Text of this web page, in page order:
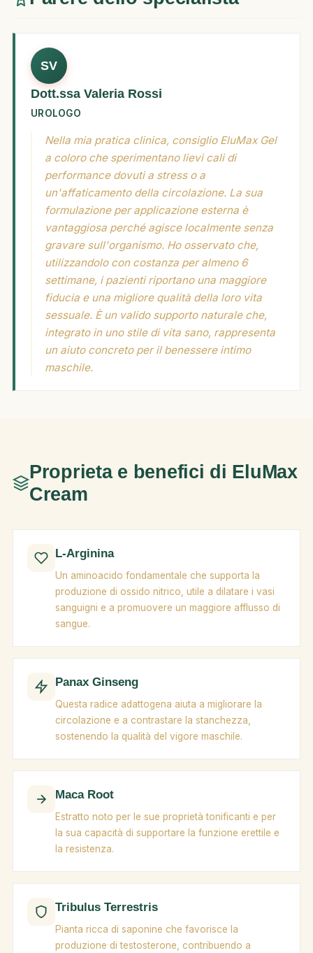
SV
Dott.ssa Valeria Rossi
UROLOGO
Nella mia pratica clinica, consiglio EluMax Gel
a coloro che sperimentano lievi cali di
performance dovuti a stress o a
un'affaticamento della circolazione. La sua
formulazione per applicazione esterna è
vantaggiosa perché agisce localmente senza
gravare sull'organismo. Ho osservato che,
utilizzandolo con costanza per almeno 6
settimane, i pazienti riportano una maggiore
fiducia e una migliore qualità della loro vita
sessuale. È un valido supporto naturale che,
integrato in uno stile di vita sano, rappresenta
un aiuto concreto per il benessere intimo
maschile.
Proprieta e benefici di EluMax
Cream
L-Arginina
Un aminoacido fondamentale che supporta la
produzione di ossido nitrico, utile a dilatare i vasi
sanguigni e a promuovere un maggiore afflusso di
sangue.
Panax Ginseng
Questa radice adattogena aiuta a migliorare la
circolazione e a contrastare la stanchezza,
sostenendo la qualità del vigore maschile.
Maca Root
Estratto noto per le sue proprietà tonificanti e per
la sua capacità di supportare la funzione erettile e
la resistenza.
Tribulus Terrestris
Pianta ricca di saponine che favorisce la
produzione di testosterone, contribuendo a